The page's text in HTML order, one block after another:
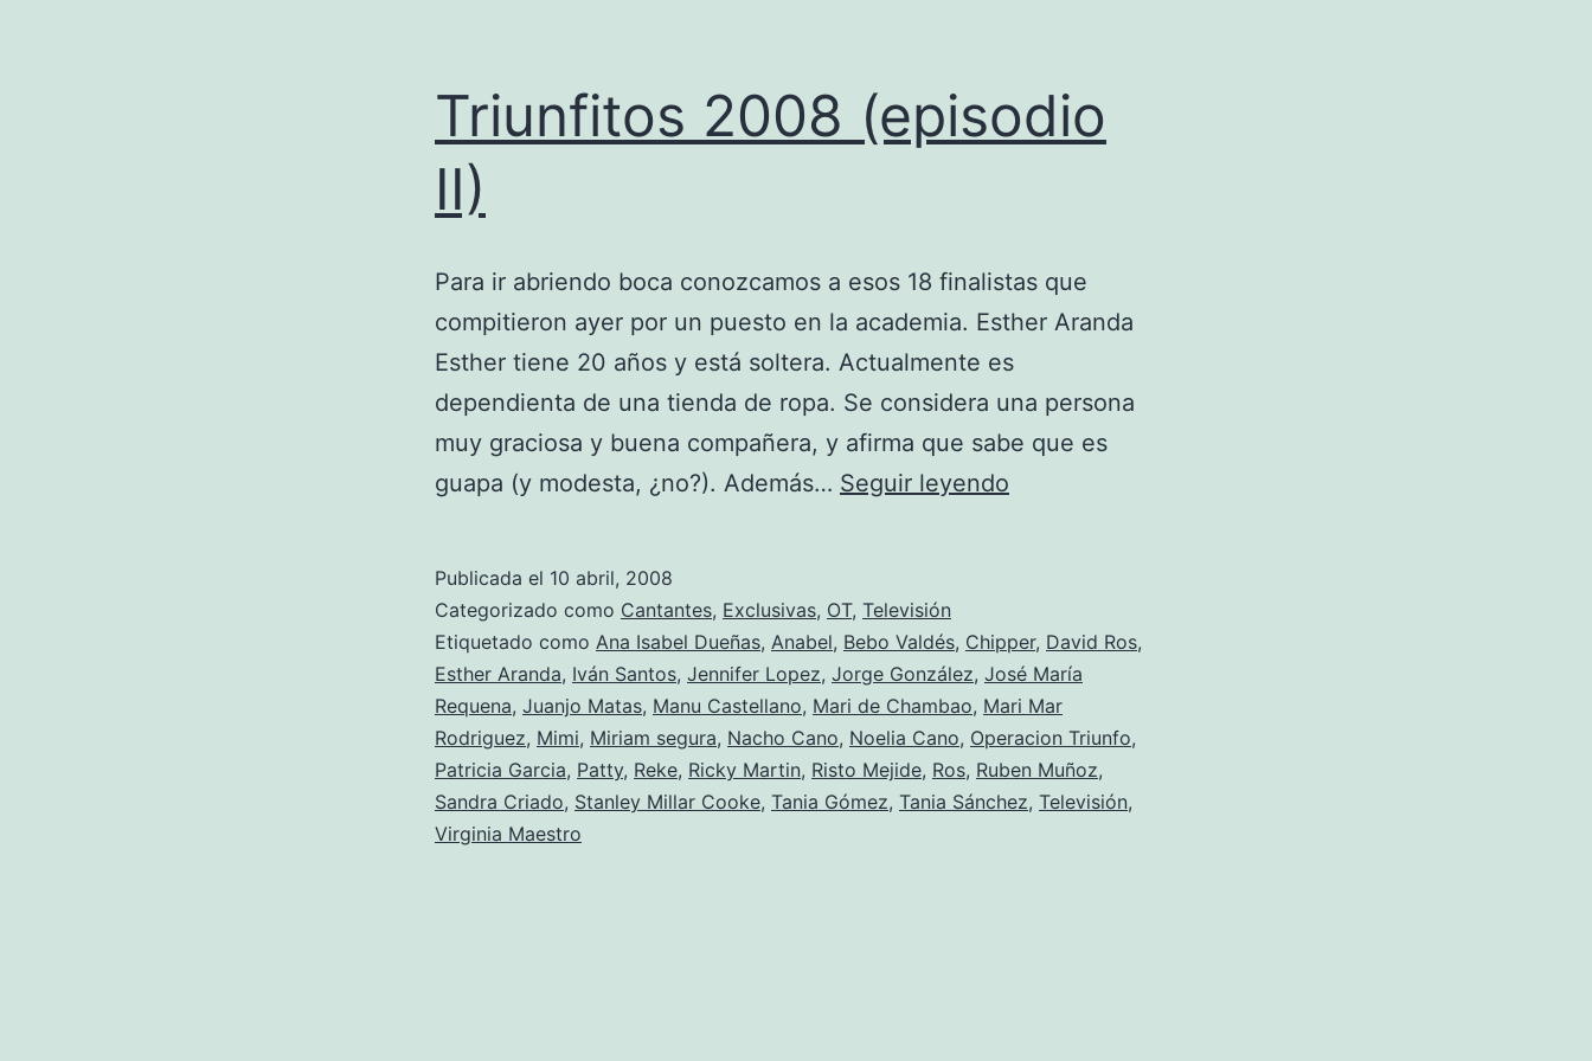
Triunfitos 2008 (episodio
II)
Para ir abriendo boca conozcamos a esos 18 finalistas que
compitieron ayer por un puesto en la academia. Esther Aranda
Esther tiene 20 años y está soltera. Actualmente es
dependienta de una tienda de ropa. Se considera una persona
muy graciosa y buena compañera, y afirma que sabe que es
guapa (y modesta, ¿no?). Además… Seguir leyendo
Publicada el 10 abril, 2008
Categorizado como Cantantes, Exclusivas, OT, Televisión
Etiquetado como Ana Isabel Dueñas, Anabel, Bebo Valdés, Chipper, David Ros,
Esther Aranda, Iván Santos, Jennifer Lopez, Jorge González, José María
Requena, Juanjo Matas, Manu Castellano, Mari de Chambao, Mari Mar
Rodriguez, Mimi, Miriam segura, Nacho Cano, Noelia Cano, Operacion Triunfo,
Patricia Garcia, Patty, Reke, Ricky Martin, Risto Mejide, Ros, Ruben Muñoz,
Sandra Criado, Stanley Millar Cooke, Tania Gómez, Tania Sánchez, Televisión,
Virginia Maestro